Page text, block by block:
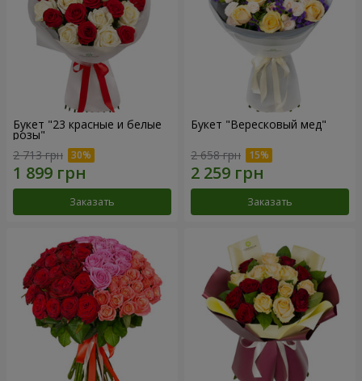
Букет "23 красные и белые
розы"
2 713 грн
Заказать
Букет "Вересковый мед"
2 658 грн
Заказать